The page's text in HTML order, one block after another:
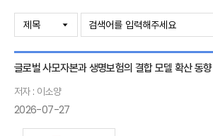
보험회사 재무분석(종간)
주간 해외보험동향(종간)
해외보험금융동향(종간)
글로벌 사모자본과 생명보험의 결합 모델 확산 동향
저자 : 이소양
2026-07-27